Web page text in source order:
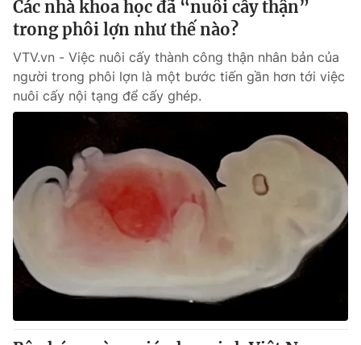
Góc doanh nghiệp
Truyền hình
Phim VTV
Hậu trường
Nhân vật
Giải sao mai
Giải trí
Điện ảnh
Đời sống
Làm đẹp
Chất lượng cuộc sống
Tuyển sinh
Công nghệ
Hitech Công nghệ tương lai
Sản phẩm
Thị trường
Tư vấn
Giao lưu trực tuyến
Lịch phát sóng
Các nhà khoa học đã “nuôi cấy thận”
trong phôi lợn như thế nào?
VTV.vn - Việc nuôi cấy thành công thận nhân bản của
người trong phôi lợn là một bước tiến gần hơn tới việc
nuôi cấy nội tạng để cấy ghép.